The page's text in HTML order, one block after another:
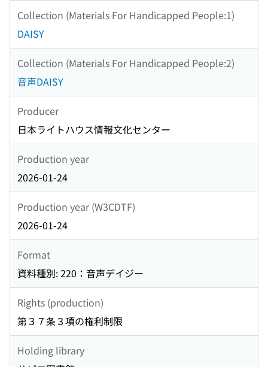
Collection (Materials For Handicapped People:1)
DAISY
Collection (Materials For Handicapped People:2)
音声DAISY
Producer
日本ライトハウス情報文化センター
Production year
2026-01-24
Production year (W3CDTF)
2026-01-24
Format
資料種別: 220：音声デイジー
Rights (production)
第３７条３項の権利制限
Holding library